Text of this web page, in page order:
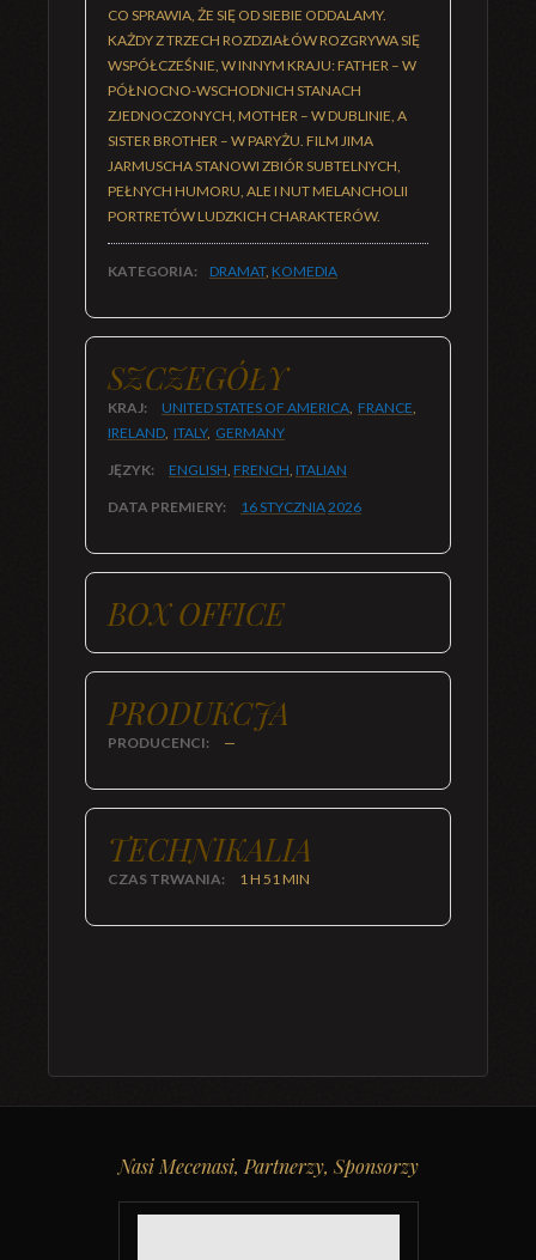
CO SPRAWIA, ŻE SIĘ OD SIEBIE ODDALAMY.
KAŻDY Z TRZECH ROZDZIAŁÓW ROZGRYWA SIĘ
WSPÓŁCZEŚNIE, W INNYM KRAJU: FATHER – W
PÓŁNOCNO-WSCHODNICH STANACH
ZJEDNOCZONYCH, MOTHER – W DUBLINIE, A
SISTER BROTHER – W PARYŻU. FILM JIMA
JARMUSCHA STANOWI ZBIÓR SUBTELNYCH,
PEŁNYCH HUMORU, ALE I NUT MELANCHOLII
PORTRETÓW LUDZKICH CHARAKTERÓW.
KATEGORIA: DRAMAT, KOMEDIA
SZCZEGÓŁY
KRAJ: UNITED STATES OF AMERICA, FRANCE,
IRELAND, ITALY, GERMANY
JĘZYK: ENGLISH, FRENCH, ITALIAN
DATA PREMIERY: 16 STYCZNIA2026
BOX OFFICE
PRODUKCJA
PRODUCENCI: —
TECHNIKALIA
CZAS TRWANIA: 1 H 51 MIN
Nasi Mecenasi, Partnerzy, Sponsorzy